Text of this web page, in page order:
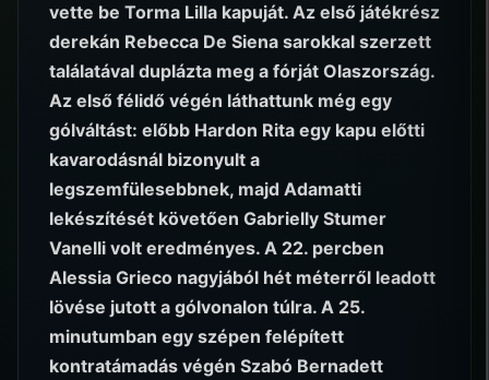
vette be Torma Lilla kapuját. Az első játékrész
derekán Rebecca De Siena sarokkal szerzett
találatával duplázta meg a fórját Olaszország.
Az első félidő végén láthattunk még egy
gólváltást: előbb Hardon Rita egy kapu előtti
kavarodásnál bizonyult a
legszemfülesebbnek, majd Adamatti
lekészítését követően Gabrielly Stumer
Vanelli volt eredményes. A 22. percben
Alessia Grieco nagyjából hét méterről leadott
lövése jutott a gólvonalon túlra. A 25.
minutumban egy szépen felépített
kontratámadás végén Szabó Bernadett